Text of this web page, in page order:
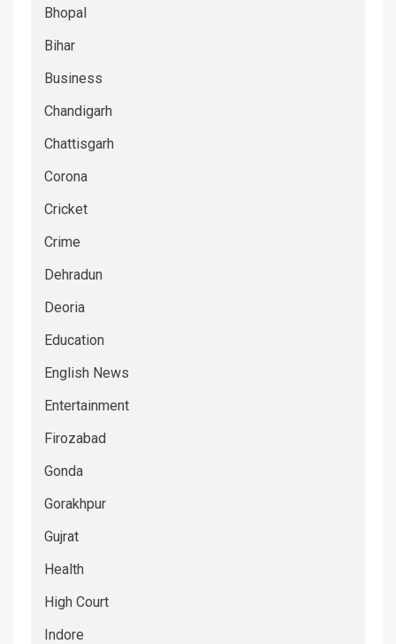
Bhopal
Bihar
Business
Chandigarh
Chattisgarh
Corona
Cricket
Crime
Dehradun
Deoria
Education
English News
Entertainment
Firozabad
Gonda
Gorakhpur
Gujrat
Health
High Court
Indore